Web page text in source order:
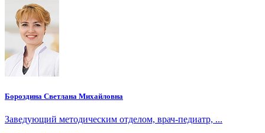
Бороздина Светлана Михайловна
Заведующий методическим отделом, врач-педиатр, ...